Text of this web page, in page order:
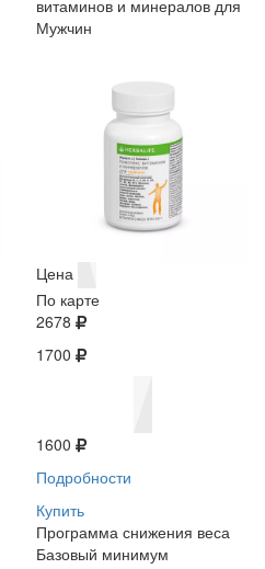
витаминов и минералов для
Мужчин
Цена
По карте
2678
1700
1600
Подробности
Купить
Программа снижения веса
Базовый минимум